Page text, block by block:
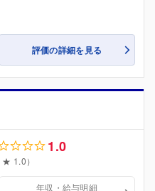
評価の詳細を見る
1.0
★ 1.0）
年収・給与明細